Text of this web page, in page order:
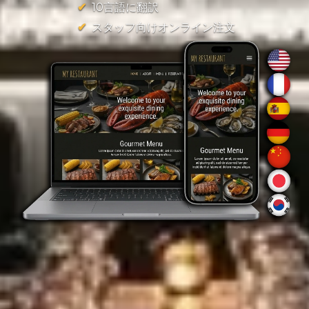
10言語に翻訳
スタッフ向けオンライン注文